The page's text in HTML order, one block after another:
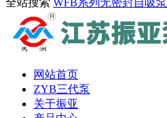
全站搜索 WFB系列无密封自吸泵
网站首页
ZYB三代泵
关于振亚